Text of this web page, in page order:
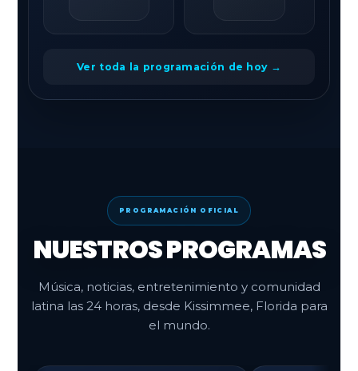
Ver toda la programación de hoy →
PROGRAMACIÓN OFICIAL
NUESTROS PROGRAMAS
Música, noticias, entretenimiento y comunidad
latina las 24 horas, desde Kissimmee, Florida para
el mundo.